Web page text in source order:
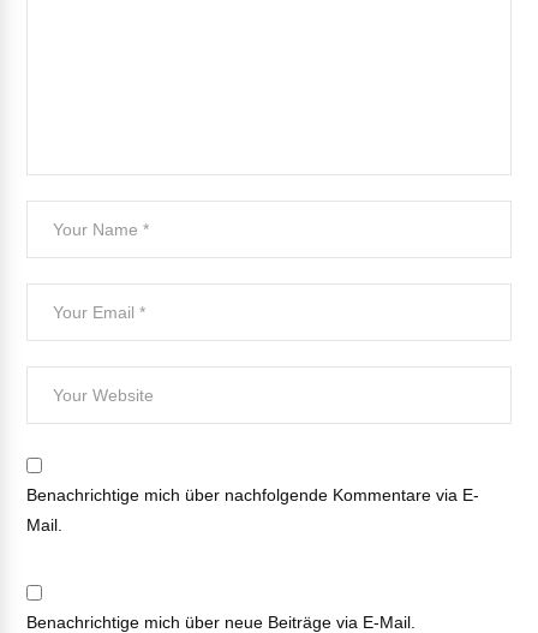
Benachrichtige mich über nachfolgende Kommentare via E-
Mail.
Benachrichtige mich über neue Beiträge via E-Mail.